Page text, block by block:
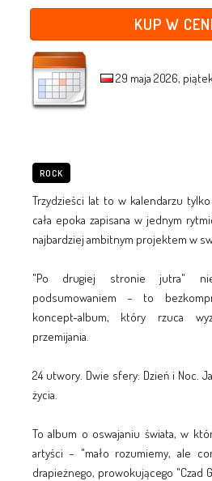
KUP W
29 maja 2026,
ROCK
Trzydzieści lat to w kalendarzu
cała epoka zapisana w jednym
najbardziej ambitnym projektem w
"Po drugiej stronie jutra"
podsumowaniem – to
koncept-album, który rzuca
przemijania.
24 utwory. Dwie sfery: Dzień i Noc.
życia.
To album o oswajaniu świata, w
artyści – "mało rozumiemy, ale
drapieżnego, prowokującego "Czad